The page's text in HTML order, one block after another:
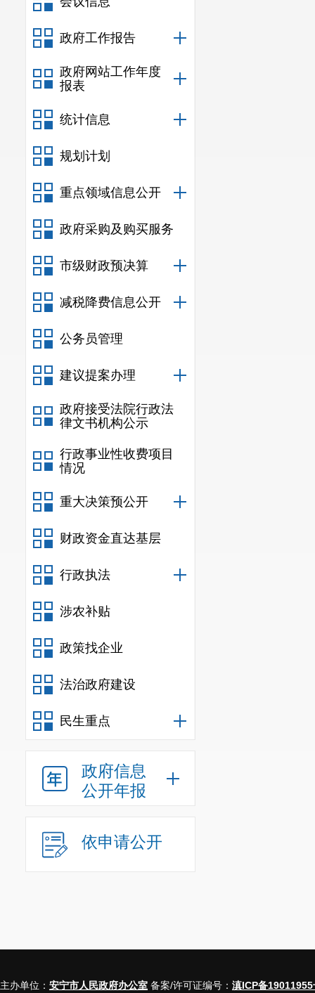
政府工作报告
政府网站工作年度
报表
统计信息
规划计划
重点领域信息公开
政府采购及购买服务
市级财政预决算
减税降费信息公开
公务员管理
建议提案办理
政府接受法院行政法
律文书机构公示
行政事业性收费项目
情况
重大决策预公开
财政资金直达基层
行政执法
涉农补贴
政策找企业
法治政府建设
民生重点
政府信息
公开年报
依申请公开
主办单位： 安宁市人民政府办公室 备案/许可证编号： 滇ICP备